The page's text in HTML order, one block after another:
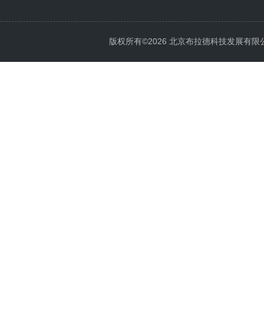
版权所有©2026 北京布拉德科技发展有